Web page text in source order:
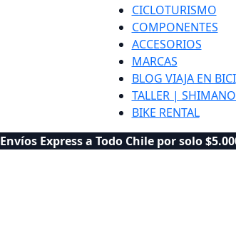
CICLOTURISMO
COMPONENTES
ACCESORIOS
MARCAS
BLOG VIAJA EN BICI
TALLER | SHIMANO
BIKE RENTAL
Envíos Express a Todo Chile por solo